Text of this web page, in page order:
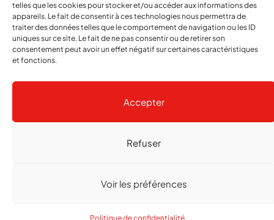
telles que les cookies pour stocker et/ou accéder aux informations des
appareils. Le fait de consentir à ces technologies nous permettra de
traiter des données telles que le comportement de navigation ou les ID
uniques sur ce site. Le fait de ne pas consentir ou de retirer son
consentement peut avoir un effet négatif sur certaines caractéristiques
et fonctions.
Accepter
Refuser
Voir les préférences
Politique de confidentialité
© 2026 echo Magazine